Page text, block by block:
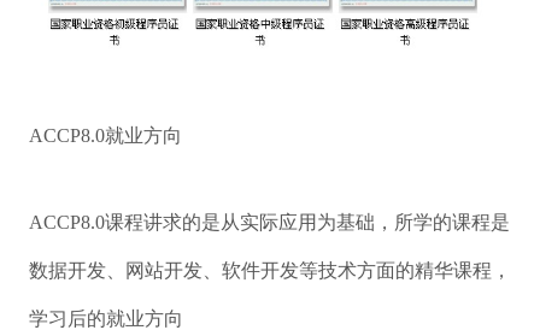
ACCP8.0就业方向
ACCP8.0课程讲求的是从实际应用为基础，所学的课程是
数据开发、网站开发、软件开发等技术方面的精华课程，
学习后的就业方向